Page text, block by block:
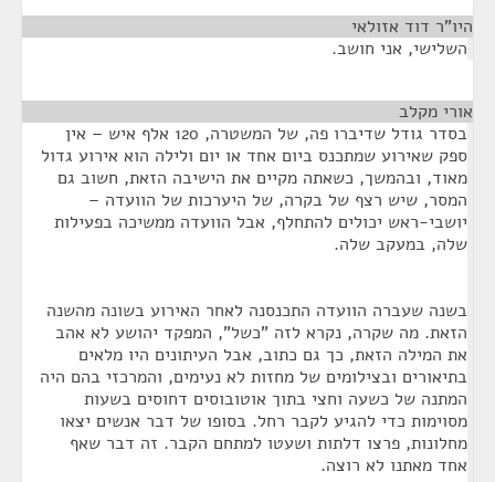
היו"ר דוד אזולאי
השלישי, אני חושב.
אורי מקלב
בסדר גודל שדיברו פה, של המשטרה, 120 אלף איש – אין
ספק שאירוע שמתכנס ביום אחד או יום ולילה הוא אירוע גדול
מאוד, ובהמשך, כשאתה מקיים את הישיבה הזאת, חשוב גם
המסר, שיש רצף של בקרה, של היערכות של הוועדה –
יושבי-ראש יכולים להתחלף, אבל הוועדה ממשיכה בפעילות
שלה, במעקב שלה.
בשנה שעברה הוועדה התכנסנה לאחר האירוע בשונה מהשנה
הזאת. מה שקרה, נקרא לזה "כשל", המפקד יהושע לא אהב
את המילה הזאת, כך גם כתוב, אבל העיתונים היו מלאים
בתיאורים ובצילומים של מחזות לא נעימים, והמרכזי בהם היה
המתנה של כשעה וחצי בתוך אוטובוסים דחוסים בשעות
מסוימות כדי להגיע לקבר רחל. בסופו של דבר אנשים יצאו
מחלונות, פרצו דלתות ושעטו למתחם הקבר. זה דבר שאף
אחד מאתנו לא רוצה.